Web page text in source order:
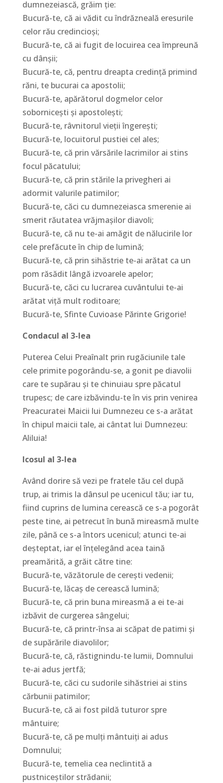
dumnezeiască, grăim ţie:
Bucură-te, că ai vădit cu îndrăzneală eresurile
celor rău credincioşi;
Bucură-te, că ai fugit de locuirea cea împreună
cu dânşii;
Bucură-te, că, pentru dreapta credinţă primind
răni, te bucurai ca apostolii;
Bucură-te, apărătorul dogmelor celor
soborniceşti şi apostoleşti;
Bucură-te, râvnitorul vieţii îngereşti;
Bucură-te, locuitorul pustiei cel ales;
Bucură-te, că prin vărsările lacrimilor ai stins
focul păcatului;
Bucură-te, că prin stările la privegheri ai
adormit valurile patimilor;
Bucură-te, căci cu dumnezeiasca smerenie ai
smerit răutatea vrăjmaşilor diavoli;
Bucură-te, că nu te-ai amăgit de nălucirile lor
cele prefăcute în chip de lumină;
Bucură-te, că prin sihăstrie te-ai arătat ca un
pom răsădit lângă izvoarele apelor;
Bucură-te, căci cu lucrarea cuvântului te-ai
arătat viţă mult roditoare;
Bucură-te, Sfinte Cuvioase Părinte Grigorie!
Condacul al 3-lea
Puterea Celui Preaînalt prin rugăciunile tale
cele primite pogorându-se, a gonit pe diavolii
care te supărau şi te chinuiau spre păcatul
trupesc; de care izbăvindu-te în vis prin venirea
Preacuratei Maicii lui Dumnezeu ce s-a arătat
în chipul maicii tale, ai cântat lui Dumnezeu:
Aliluia!
Icosul al 3-lea
Având dorire să vezi pe fratele tău cel după
trup, ai trimis la dânsul pe ucenicul tău; iar tu,
fiind cuprins de lumina cerească ce s-a pogorât
peste tine, ai petrecut în bună mireasmă multe
zile, până ce s-a întors ucenicul; atunci te-ai
deşteptat, iar el înţelegând acea taină
preamărită, a grăit către tine:
Bucură-te, văzătorule de cereşti vedenii;
Bucură-te, lăcaş de cerească lumină;
Bucură-te, că prin buna mireasmă a ei te-ai
izbăvit de curgerea sângelui;
Bucură-te, că printr-însa ai scăpat de patimi şi
de supărările diavolilor;
Bucură-te, că, răstignindu-te lumii, Domnului
te-ai adus jertfă;
Bucură-te, căci cu sudorile sihăstriei ai stins
cărbunii patimilor;
Bucură-te, că ai fost pildă tuturor spre
mântuire;
Bucură-te, că pe mulţi mântuiţi ai adus
Domnului;
Bucură-te, temelia cea neclintită a
pustniceştilor strădanii;